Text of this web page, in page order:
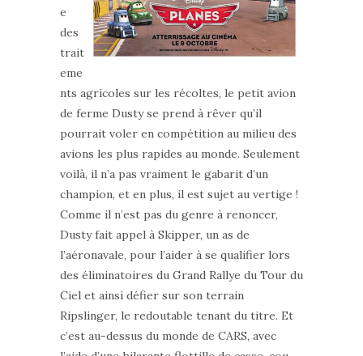
e
des
trait
eme
nts agricoles sur les récoltes, le petit avion
de ferme Dusty se prend à rêver qu’il
pourrait voler en compétition au milieu des
avions les plus rapides au monde. Seulement
voilà, il n’a pas vraiment le gabarit d’un
champion, et en plus, il est sujet au vertige !
Comme il n’est pas du genre à renoncer,
Dusty fait appel à Skipper, un as de
l’aéronavale, pour l’aider à se qualifier lors
des éliminatoires du Grand Rallye du Tour du
Ciel et ainsi défier sur son terrain
Ripslinger, le redoutable tenant du titre. Et
c’est au-dessus du monde de CARS, avec